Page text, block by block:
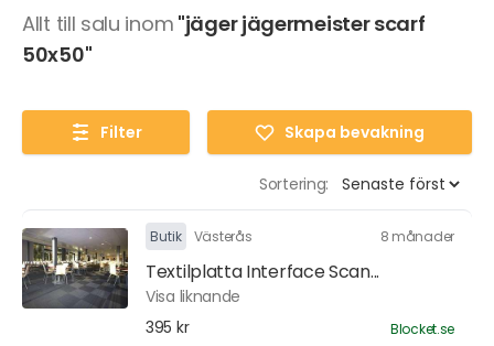
Allt till salu inom "jäger jägermeister scarf
50x50"
Filter Skapa bevakning
Sortering:
Butik Västerås 8 månader
Textilplatta Interface Scan...
Visa liknande
395 kr
Blocket.se